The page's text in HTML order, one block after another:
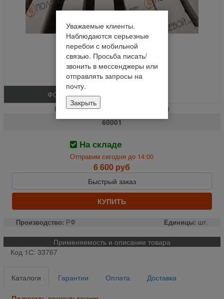
ФОТО
Вал соломотряса ведущий**+ (шт.)
60001
На складе
Отправим сегодня до 14:00
6 600 руб
Быстрый заказ
КУПИТЬ
Производство: РФ Единицы: шт.
Применяемость и описание товара
Код 1С: 33767
Каталоги Гарантии Оплата Доставка
Уважаемые клиенты.
Наблюдаются серьезные
перебои с мобильной
связью. Просьба писать/
звонить в мессенджеры или
отправлять запросы на
почту.
Закрыть